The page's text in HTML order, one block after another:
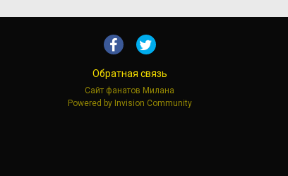
Обратная связь
Сайт фанатов Милана
Powered by Invision Community